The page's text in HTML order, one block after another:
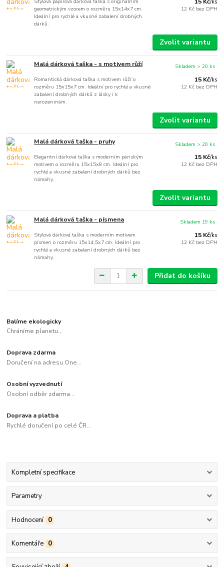
geometrickým vzorem o rozměru 15x14x7 cm.
Ideální pro rychlé a vkusné zabalení drobných
dárků.
15 Kč/ks
12 Kč bez DPH
Zvolit variantu
Malá dárková taška - s motivem růží
Romantická dárková taška s motivem růží o
rozměru 15x15x7 cm. Ideální pro rychlé a vkusné
zabalení drobných dárků z lásky i k
narozeninám.
15 Kč/ks
12 Kč bez DPH
Skladem > 20 ks
Zvolit variantu
Malá dárková taška - pruhy
Elegantní dárková taška s moderním pánským
motivem o rozměru 15x15x8 cm. Ideální pro
rychlé a vkusné zabalení drobných dárků bez
námahy.
15 Kč/ks
12 Kč bez DPH
Skladem > 20 ks
Zvolit variantu
Malá dárková taška - písmena
Stylová dárková taška s moderním motivem
písmen o rozměru 15x14,5x7 cm. Ideální pro
rychlé a vkusné zabalení drobných dárků bez
námahy.
15 Kč/ks
12 Kč bez DPH
Skladem 19 ks
Přidat do košíku
Balíme ekologicky
Chráníme planetu...
Doprava zdarma
Doručení na adresu One...
Osobní vyzvednutí
Osobní odběr zdarma...
Doprava a platba
Rychlé doručení po celé ČR...
Kompletní specifikace
Parametry
Hodnocení 0
Komentáře 0